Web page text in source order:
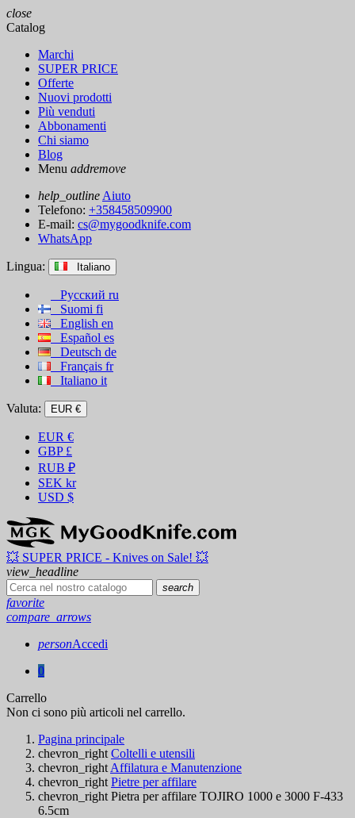
close
Catalog
Marchi
SUPER PRICE
Offerte
Nuovi prodotti
Più venduti
Abbonamenti
Chi siamo
Blog
Menu addremove
help_outline Aiuto
Telefono: +358458509900
E-mail: cs@mygoodknife.com
WhatsApp
Lingua: Italiano
Русский ru
Suomi fi
English en
Español es
Deutsch de
Français fr
Italiano it
Valuta: EUR €
EUR €
GBP £
RUB ₽
SEK kr
USD $
💥 SUPER PRICE - Knives on Sale! 💥
view_headline
search
favorite
compare_arrows
personAccedi
0
Carrello
Non ci sono più articoli nel carrello.
Pagina principale
chevron_right Coltelli e utensili
chevron_right Affilatura e Manutenzione
chevron_right Pietre per affilare
chevron_right Pietra per affilare TOJIRO 1000 e 3000 F-433
6.5cm